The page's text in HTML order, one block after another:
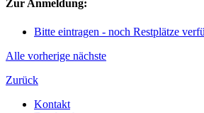
Zur Anmeldung:
Bitte eintragen - noch Restplätze
Alle vorherige nächste
Zurück
Kontakt